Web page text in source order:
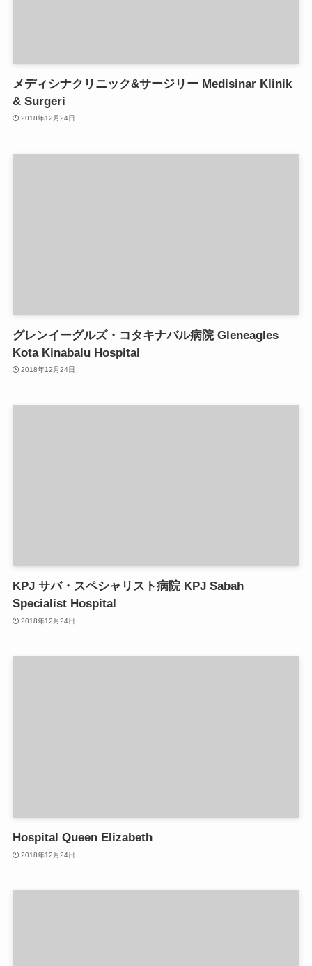
メディシナクリニック&サージリー Medisinar Klinik
& Surgeri
2018年12月24日
グレンイーグルズ・コタキナバル病院 Gleneagles
Kota Kinabalu Hospital
2018年12月24日
KPJ サバ・スペシャリスト病院 KPJ Sabah
Specialist Hospital
2018年12月24日
Hospital Queen Elizabeth
2018年12月24日